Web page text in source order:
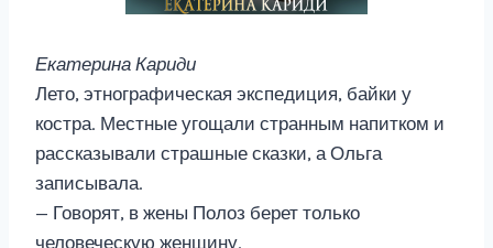
Екатерина Кариди
Лето, этнографическая экспедиция, байки у
костра. Местные угощали странным напитком и
рассказывали страшные сказки, а Ольга
записывала.
— Говорят, в жены Полоз берет только
человеческую женщину.